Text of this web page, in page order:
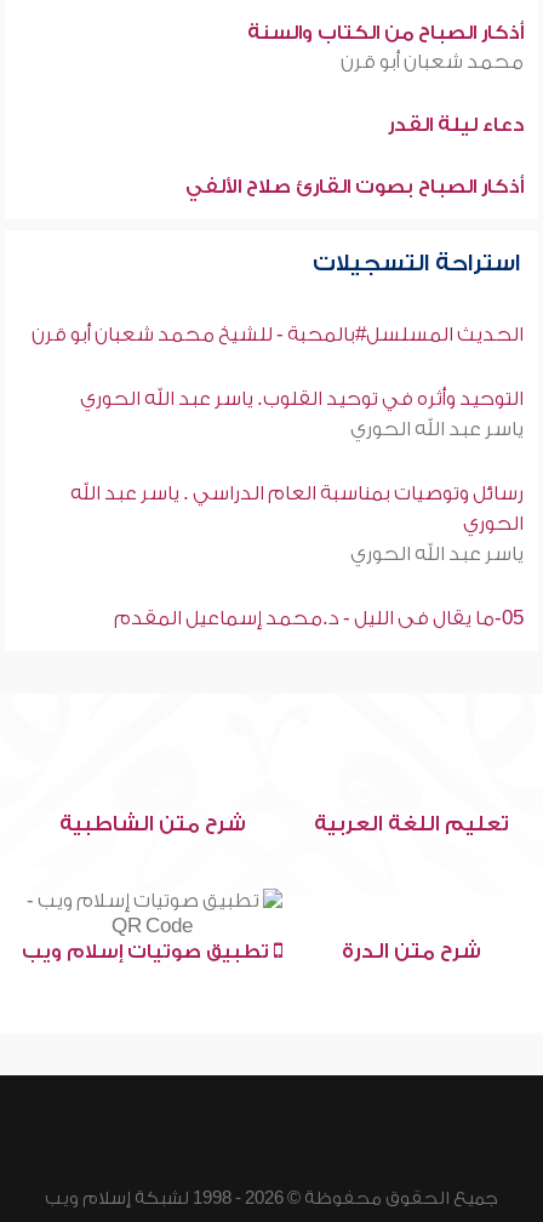
أذكار الصباح من الكتاب والسنة
محمد شعبان أبو قرن
دعاء ليلة القدر
أذكار الصباح بصوت القارئ صلاح الألفي
استراحة التسجيلات
الحديث المسلسل#بالمحبة - للشيخ محمد شعبان أبو قرن
التوحيد وأثره في توحيد القلوب. ياسر عبد الله الحوري
ياسر عبد الله الحوري
رسائل وتوصيات بمناسبة العام الدراسي . ياسر عبد الله
الحوري
ياسر عبد الله الحوري
05-ما يقال فى الليل - د.محمد إسماعيل المقدم
تعليم اللغة العربية شرح متن الشاطبية
شرح متن الدرة تطبيق صوتيات إسلام ويب
جميع الحقوق محفوظة © 2026 - 1998 لشبكة إسلام ويب